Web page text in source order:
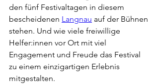
den fünf Festivaltagen in diesem
bescheidenen Langnau auf der Bühnen
stehen. Und wie viele freiwillige
Helfer:innen vor Ort mit viel
Engagement und Freude das Festival
zu einem einzigartigen Erlebnis
mitgestalten.